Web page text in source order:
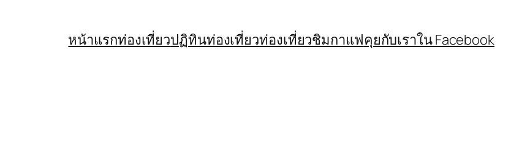
หน้าแรกท่องเที่ยวปฏิทินท่องเที่ยวท่องเที่ยวชิมกาแฟคุยกับเราใน Facebook